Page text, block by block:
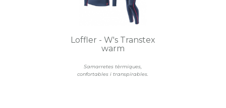
Samarretes tèrmiques,
confortables i transpirables.
Loffler - W's Transtex
warm